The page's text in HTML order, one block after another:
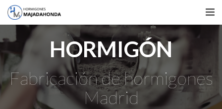
HOME
EMPRESA
PRODUCTOS
LOCALIZACIÓN
HORMIGÓN
Fabricación de hormigones
Madrid